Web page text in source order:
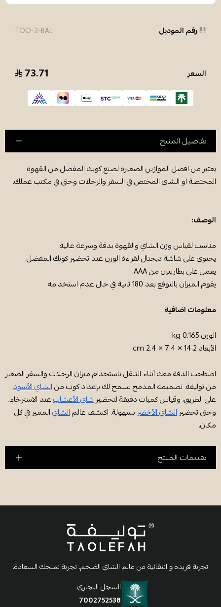
رقم الموديل TOO-2-BAL
السعر 73.71
تفاصيل المنتج
يعتبر من افضل الموازين الصغيرة لصنع كوبك المفضل من القهوة
المختصة او الشاي المختص في السفر والرحلات وحتى في مكتب عملك.
الوصف:
مناسب لقياس وزن الشاي والقهوة بدقة وسرعة عالية.
يحتوي على شاشة ديجتال لقراءة الوزن عند تحضير كوبك المفضل.
يعمل على بطاريتين من AAA.
يقوم الميزان بالتوقع بعد 180 ثانية في حال عدم استخدامه.
معلومات اضافية
الوزن 0.165 kg
الأبعاد 14.2 × 7.4 × 2.4 cm
اصطحب الدقة معك أثناء التنقل باستخدام ميزان الرحلات والسفر الصغير
من توليفة. تصميمه المدمج يسمح لك بإعداد كوب منالشاي الأسود
على الطريق، وقياس كميات دقيقة لتحضيرشاي الأعشابعند الاسترخاء،
وحتى تحضيرالشاي الأخضربسهولة. اكتشف عالمالشايالمميز في كل
مكان.
تقييمات المنتج
تجربة فريدة و انتقائية من عالم الشاي الضخم. تجربة تمنحك السعادة.
السجل التجاري
7002752538